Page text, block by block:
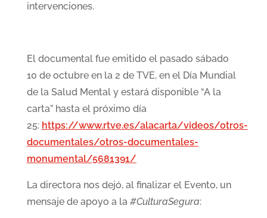
intervenciones.
El documental fue emitido el pasado sábado
10 de octubre en la 2 de TVE, en el Día Mundial
de la Salud Mental y estará disponible “A la
carta” hasta el próximo día
25: https://www.rtve.es/alacarta/videos/otros-
documentales/otros-documentales-
monumental/5681391/
La directora nos dejó, al finalizar el Evento, un
mensaje de apoyo a la #CulturaSegura: